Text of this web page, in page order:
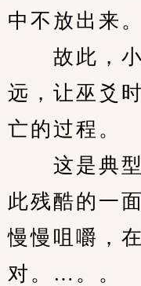
中不放出来。
故此，小
远，让巫爻
亡的过程。
这是典型
此残酷的一
慢慢咀嚼，
对。…。。